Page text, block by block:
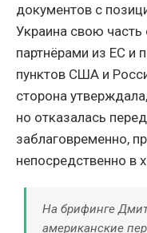
документов с
Украина свою часть
партнёрами из ЕС и
пунктов США и
сторона
но отказалась
заблаговременно,
непосредственно в
На брифинге
американские